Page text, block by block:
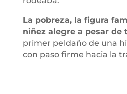
La pobreza, la figura
niñez alegre a pesar de
primer peldaño de una
con paso firme hacia la